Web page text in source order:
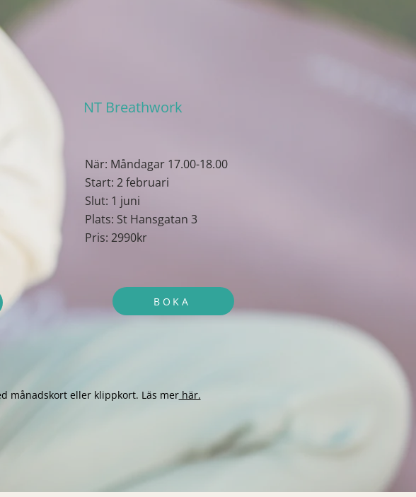
NT Breathwork
När: Måndagar 17.00-18.00
Start: 2 februari
Slut: 1 juni
Plats: St Hansgatan 3
Pris: 2990kr
BOKA
månadskort eller klippkort. Läs merhär.